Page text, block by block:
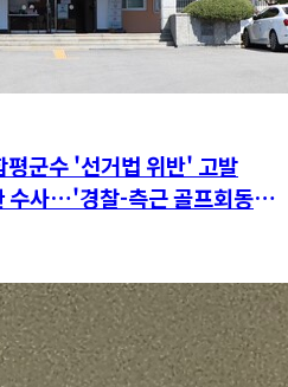
군수 '선거법 위반' 고발
수사…'경찰-측근 골프회동'